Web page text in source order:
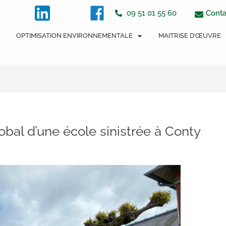
09 51 01 55 60
OPTIMISATION ENVIRONNEMENTALE MAITRISE D’ŒUVRE
d’une école sinistrée à Conty